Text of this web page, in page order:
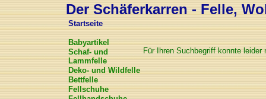
Der Schäferkarren - Felle,
Startseite
Babyartikel
Schaf- und
Lammfelle
Deko- und Wildfelle
Bettfelle
Fellschuhe
Für Ihren Suchbegriff konnte